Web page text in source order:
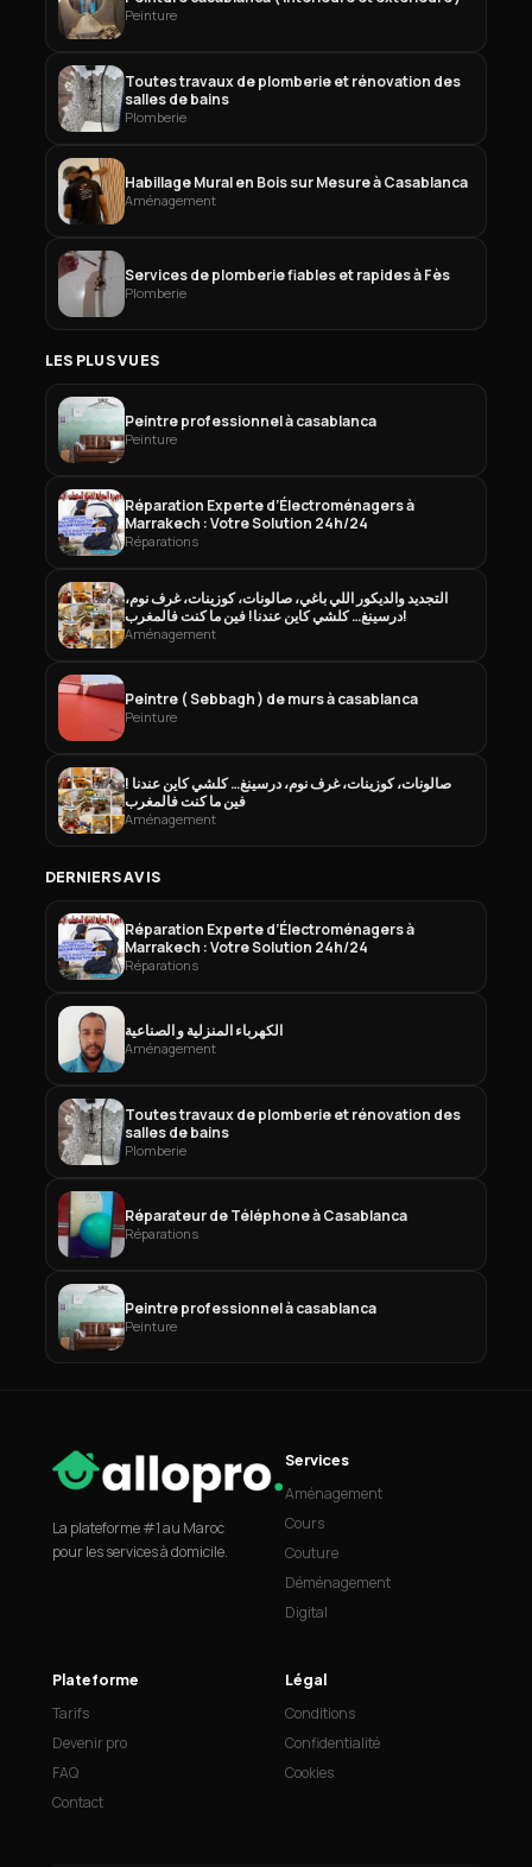
Peinture
Toutes travaux de plomberie et rénovation des
salles de bains
Plomberie
Habillage Mural en Bois sur Mesure à Casablanca
Aménagement
Services de plomberie fiables et rapides à Fès
Plomberie
LES PLUS VUES
Peintre professionnel à casablanca
Peinture
Réparation Experte d’Électroménagers à
Marrakech : Votre Solution 24h/24
Réparations
التجديد والديكور اللي باغي، صالونات، كوزينات، غرف نوم،
درسينغ… كلشي كاين عندنا! فين ما كنت فالمغرب!
Aménagement
Peintre ( Sebbagh ) de murs à casablanca
Peinture
صالونات، كوزينات، غرف نوم، درسينغ… كلشي كاين عندنا !
فين ما كنت فالمغرب
Aménagement
DERNIERS AVIS
Réparation Experte d’Électroménagers à
Marrakech : Votre Solution 24h/24
Réparations
الكهرباء المنزلية و الصناعية
Aménagement
Toutes travaux de plomberie et rénovation des
salles de bains
Plomberie
Réparateur de Téléphone à Casablanca
Réparations
Peintre professionnel à casablanca
Peinture
La plateforme #1 au Maroc
pour les services à domicile.
Services
Aménagement
Cours
Couture
Déménagement
Digital
Plateforme
Tarifs
Devenir pro
FAQ
Contact
Légal
Conditions
Confidentialité
Cookies